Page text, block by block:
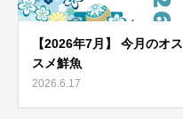
【2026年7月】 今月のオス
スメ鮮魚
2026.6.17